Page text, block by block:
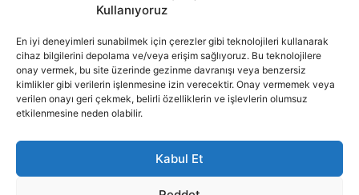
Kullanıyoruz
En iyi deneyimleri sunabilmek için çerezler gibi teknolojileri kullanarak
cihaz bilgilerini depolama ve/veya erişim sağlıyoruz. Bu teknolojilere
onay vermek, bu site üzerinde gezinme davranışı veya benzersiz
kimlikler gibi verilerin işlenmesine izin verecektir. Onay vermemek veya
verilen onayı geri çekmek, belirli özelliklerin ve işlevlerin olumsuz
etkilenmesine neden olabilir.
Kabul Et
İnternet portalımızda yer alan tüm haber metini, resim ve benzeri
içeriğin hakları Sigortamedya Yayıncılık A.Ş.'ye aittir. Hiçbir şekilde
basılı ya da elektronik bir ortamda, kaynak gösterilse bile izin
e-Mail Adresimiz: info@sigortamedia.com